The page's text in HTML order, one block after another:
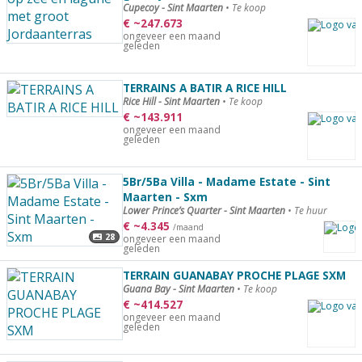
Cupecoy - Sint Maarten • Te koop
€ ~247.673
ongeveer een maand
geleden
TERRAINS A BATIR A RICE HILL
Rice Hill - Sint Maarten • Te koop
€ ~143.911
ongeveer een maand
geleden
28
5Br/5Ba Villa - Madame Estate - Sint
Maarten - Sxm
Lower Prince’s Quarter - Sint Maarten • Te huur
€ ~4.345 /maand
ongeveer een maand
geleden
TERRAIN GUANABAY PROCHE PLAGE SXM
Guana Bay - Sint Maarten • Te koop
€ ~414.527
ongeveer een maand
geleden